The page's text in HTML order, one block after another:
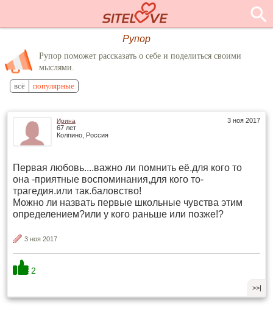
Рупор
Рупор поможет рассказать о себе и поделиться своими
мыслями.
всё популярные
3 ноя 2017
Ирина
67 лет
Колпино, Россия
Первая любовь....важно ли помнить её.для кого то
она -приятные воспоминания,для кого то-
трагедия.или так.баловство!
Можно ли назвать первые школьные чувства этим
определением?или у кого раньше или позже!?
3 ноя 2017
2
>>|